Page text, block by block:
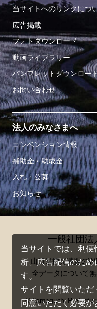
当サイトへのリンクにつ
広告掲載
フォトダウンロード
動画ライブラリー
パンフレットダウンロー
お問い合わせ
法人のみなさまへ
コンベンション情報
補助金・助成金
入札・公募
お知らせ
一般社団法
山口県観光連盟の
全データについて
© Yamaguchi
当サイトでは、利
析、広告配信のため
す。
サイトを閲覧いただ
同意いただく必要